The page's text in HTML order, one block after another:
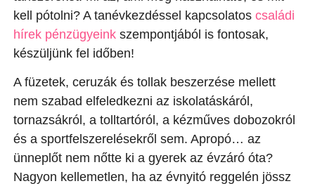
kell pótolni? A tanévkezdéssel kapcsolatos családi
hírek pénzügyeinkszempontjából is fontosak,
készüljünk fel időben!
A füzetek, ceruzák és tollak beszerzése mellett
nem szabad elfeledkezni az iskolatáskáról,
tornazsákról, a tolltartóról, a kézműves dobozokról
és a sportfelszerelésekről sem. Apropó… az
ünneplőt nem nőtte ki a gyerek az évzáró óta?
Nagyon kellemetlen, ha az évnyitó reggelén jössz